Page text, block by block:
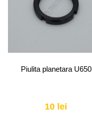
Piulita planetara U650
10 lei